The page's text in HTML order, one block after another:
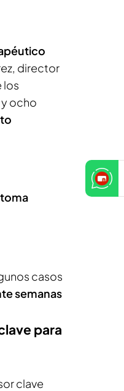
director
los
ocho
casos
semanas
para
clave